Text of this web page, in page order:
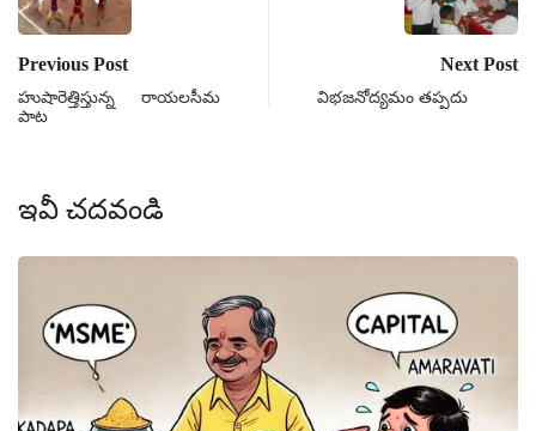
Previous Post
హుషారెత్తిస్తున్న రాయలసీమ
పాట
Next Post
విభజనోద్యమం తప్పదు
ఇవీ చదవండి